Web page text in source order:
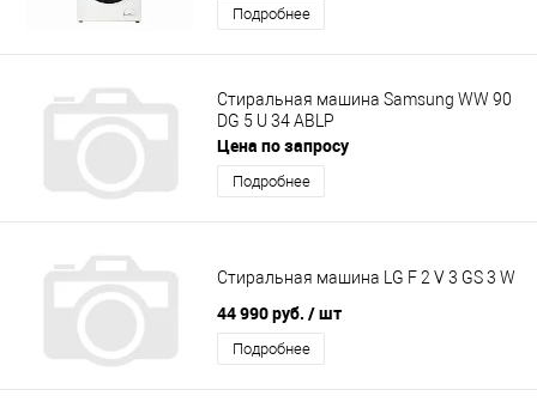
Подробнее
Стиральная машина Samsung WW 90
DG 5 U 34 ABLP
Цена по запросу
Подробнее
Стиральная машина LG F 2 V 3 GS 3 W
44 990 руб. / шт
Подробнее